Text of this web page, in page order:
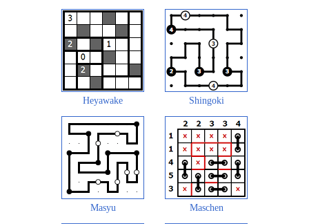
Heyawake Shingoki
Masyu Maschen